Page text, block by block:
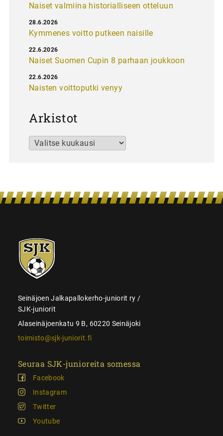
Naiset valmiina historialliseen otteluun
Kymmenes voitto putkeen naisille
28.6.2026
Naiset Suomen Cupin 8 parhaan joukkoon
22.6.2026
Naisten voittoputki venyy
22.6.2026
Arkistot
Arkistot
SJK-
juniorit
Seinäjoen Jalkapallokerho-juniorit ry /
SJK-juniorit
Alaseinäjoenkatu 9 B, 60220 Seinäjoki
toimisto@sjk-juniorit.fi
Seuraa SJK-junioreita somessa
Facebook
Instagram
Twitter
Youtube